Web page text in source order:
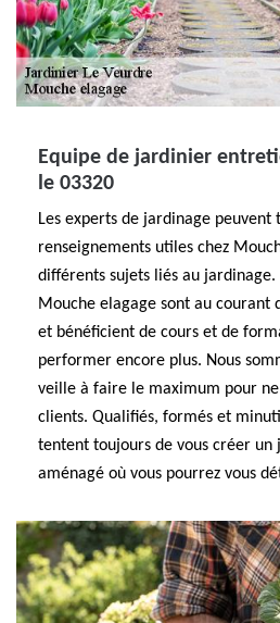
Equipe de jardinier
le 03320
Les experts de jardinage peuvent
renseignements utiles chez
différents sujets liés au jardinage.
Mouche elagage sont au courant
et bénéficient de cours et de
performer encore plus. Nous
veille à faire le maximum pour
clients. Qualifiés, formés et
tentent toujours de vous créer un
aménagé où vous pourrez vous